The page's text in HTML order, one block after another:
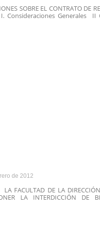
SOBRE EL CONTRATO DE
Consideraciones Generales
de 2012
LA FACULTAD DE LA
LA INTERDICCIÓN DE